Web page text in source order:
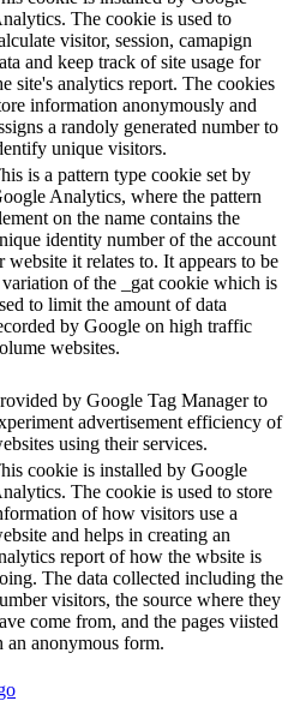
The cookie is used to
visitor, session, camapign
and keep track of site usage for
site's analytics report. The cookies
information anonymously and
a randoly generated number to
unique visitors.
is a pattern type cookie set by
Analytics, where the pattern
on the name contains the
identity number of the account
website it relates to. It appears to be
variation of the _gat cookie which is
to limit the amount of data
by Google on high traffic
websites.
by Google Tag Manager to
advertisement efficiency of
using their services.
cookie is installed by Google
The cookie is used to store
of how visitors use a
and helps in creating an
report of how the wbsite is
The data collected including the
visitors, the source where they
come from, and the pages viisted
an anonymous form.